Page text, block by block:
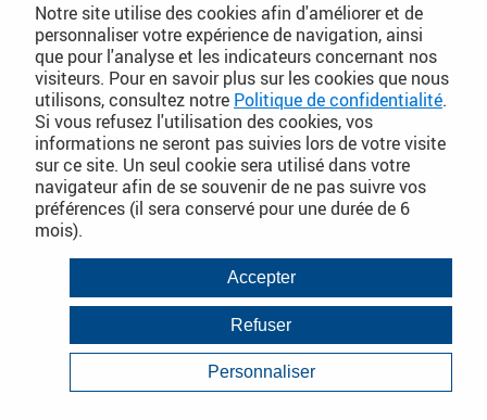
Catalogues
Conditions Générales de Vente
PLAN DU SITE DÉTAILLÉ
Conditions Générales de Vente
Mentions légales
Politique de Confidentialité
Infos consommateurs
Notre site utilise des cookies afin d'améliorer et de
personnaliser votre expérience de navigation, ainsi
que pour l'analyse et les indicateurs concernant nos
visiteurs. Pour en savoir plus sur les cookies que nous
utilisons, consultez notre Politique de confidentialité.
Si vous refusez l'utilisation des cookies, vos
informations ne seront pas suivies lors de votre visite
sur ce site. Un seul cookie sera utilisé dans votre
navigateur afin de se souvenir de ne pas suivre vos
préférences (il sera conservé pour une durée de 6
mois).
Accepter
Refuser
Personnaliser